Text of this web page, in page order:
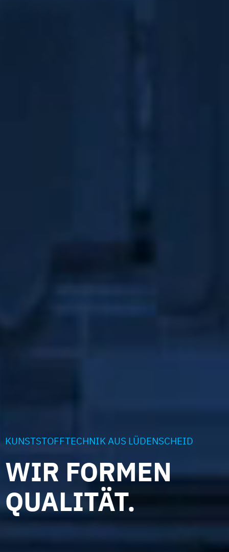
KUNSTSTOFFTECHNIK AUS LÜDENSCHEID
WIR FORMEN
QUALITÄT.